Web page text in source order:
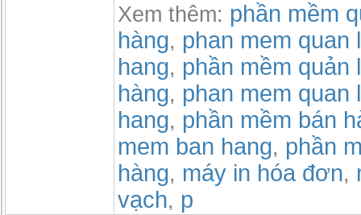
Xem thêm: phần mềm
hàng, phan mem quan
hang, phần mềm quản
hàng, phan mem quan
hang, phần mềm bán
mem ban hang, phần
hàng, máy in hóa đơn,
vạch, p